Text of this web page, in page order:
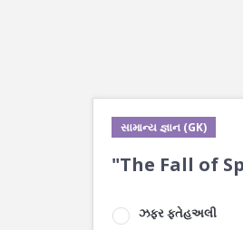
સામાન્ય જ્ઞાન (GK)
"The Fall of
ઝફર ફતેહઅલી